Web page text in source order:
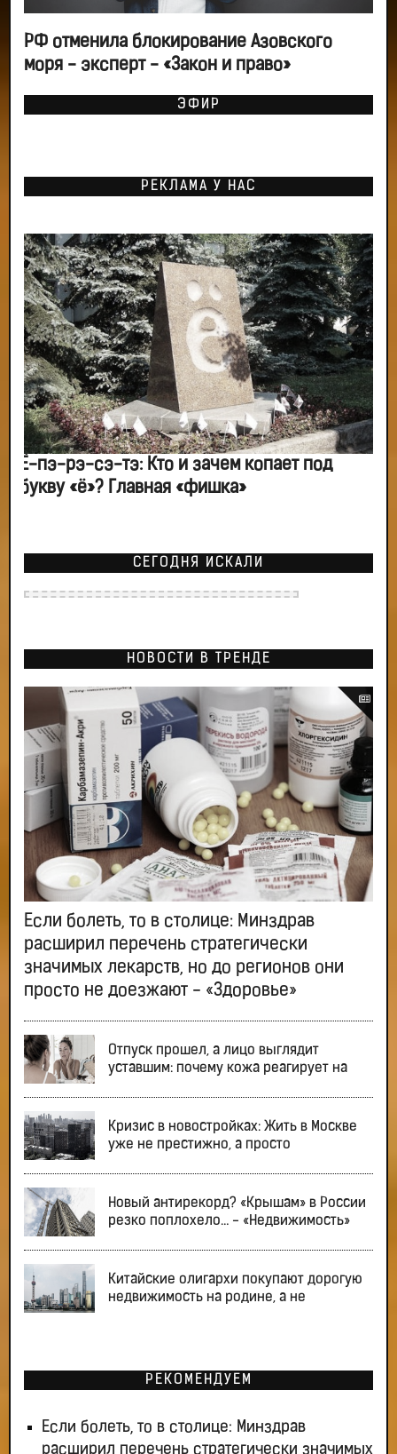
РФ отменила блокирование Азовского
моря - эксперт - «Закон и право»
ЭФИР
РЕКЛАМА У НАС
Ё-пэ-рэ-сэ-тэ: Кто и зачем копает под
букву «ё»? Главная «фишка»
СЕГОДНЯ ИСКАЛИ
НОВОСТИ В ТРЕНДЕ
Если болеть, то в столице: Минздрав
расширил перечень стратегически
значимых лекарств, но до регионов они
просто не доезжают - «Здоровье»
Отпуск прошел, а лицо выглядит
уставшим: почему кожа реагирует на
Кризис в новостройках: Жить в Москве
уже не престижно, а просто
Новый антирекорд? «Крышам» в России
резко поплохело… - «Недвижимость»
Китайские олигархи покупают дорогую
недвижимость на родине, а не
РЕКОМЕНДУЕМ
Если болеть, то в столице: Минздрав
расширил перечень стратегически значимых